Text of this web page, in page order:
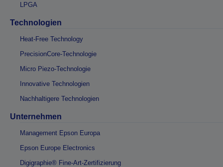
LPGA
Technologien
Heat-Free Technology
PrecisionCore-Technologie
Micro Piezo-Technologie
Innovative Technologien
Nachhaltigere Technologien
Unternehmen
Management Epson Europa
Epson Europe Electronics
Digigraphie® Fine-Art-Zertifizierung